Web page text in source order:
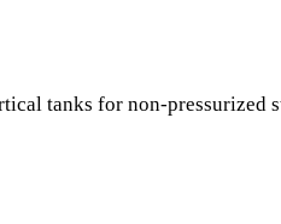
tanks for non-pressurized